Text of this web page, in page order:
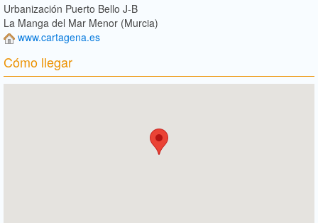
Urbanización Puerto Bello J-B
La Manga del Mar Menor (Murcia)
www.cartagena.es
Cómo llegar